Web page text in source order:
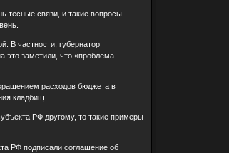
тесные связи, и такие вопросы
В частности, губернатор
это заметили, что «проблема
расходов бюджета в
кладбищ.
РФ другому, то такие примеры
РФ подписали соглашение об